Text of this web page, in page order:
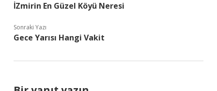
İZmirin En Güzel Köyü Neresi
Sonraki Yazı
Gece Yarısı Hangi Vakit